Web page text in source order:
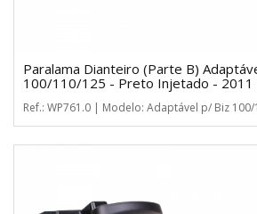
Paralama Dianteiro (Parte B)
100/110/125 - Preto Injetado - 2011
Ref.: WP761.0 | Modelo: Adaptável p/ Biz